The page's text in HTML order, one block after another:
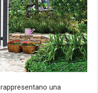
rappresentano una